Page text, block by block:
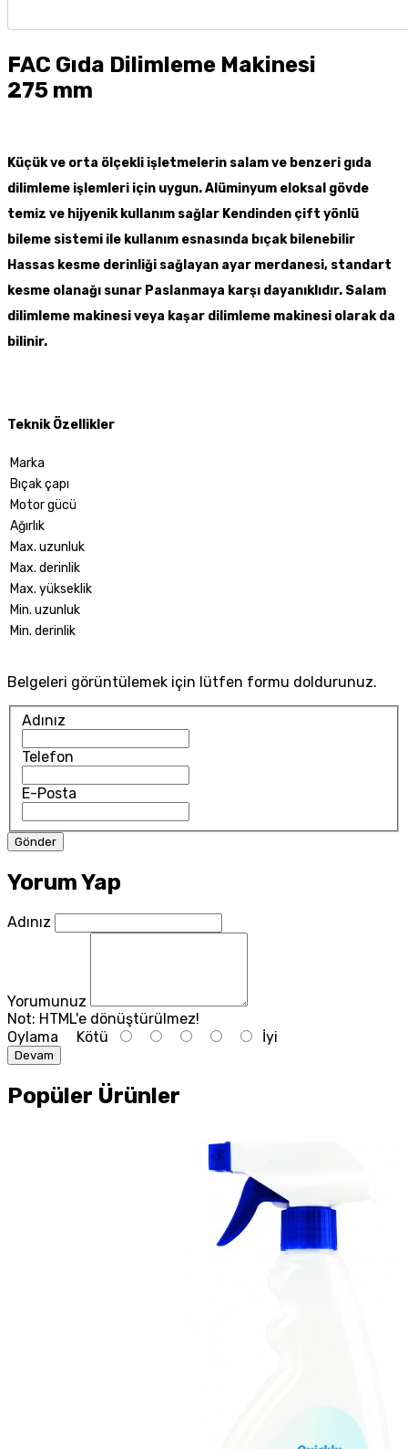
FAC Gıda Dilimleme Makinesi
275 mm
Küçük ve orta ölçekli işletmelerin salam ve benzeri gıda
dilimleme işlemleri için uygun. Alüminyum eloksal gövde
temiz ve hijyenik kullanım sağlar Kendinden çift yönlü
bileme sistemi ile kullanım esnasında bıçak bilenebilir
Hassas kesme derinliği sağlayan ayar merdanesi, standart
kesme olanağı sunar Paslanmaya karşı dayanıklıdır. Salam
dilimleme makinesi veya kaşar dilimleme makinesi olarak da
bilinir.
Teknik Özellikler
Marka
Bıçak çapı
Motor gücü
Ağırlık
Max. uzunluk
Max. derinlik
Max. yükseklik
Min. uzunluk
Min. derinlik
Belgeleri görüntülemek için lütfen formu doldurunuz.
Adınız
Telefon
E-Posta
Yorum Yap
Adınız
Yorumunuz
Not: HTML'e dönüştürülmez!
Oylama Kötü İyi
Devam
Popüler Ürünler